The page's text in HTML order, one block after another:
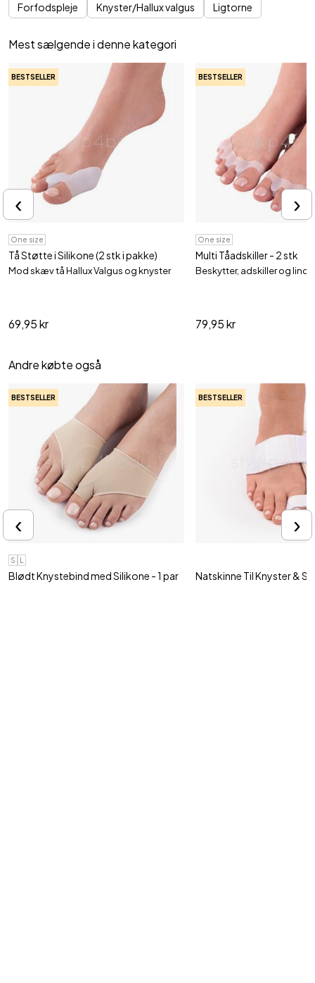
Forfodspleje Knyster/Hallux valgus Ligtorne
Mest sælgende i denne kategori
BESTSELLER
One size
Tå Støtte i Silikone (2 stk i pakke)
Mod skæv tå Hallux Valgus og knyster
69,95 kr
BESTSELLER
One size
Multi Tåadskiller - 2 stk
Beskytter, adskiller og
79,95 kr
‹ ›
Andre købte også
BESTSELLER
S
Blødt Knystebind med Silikone - 1 par
BESTSELLER
Natskinne Til Knyster &
‹ ›